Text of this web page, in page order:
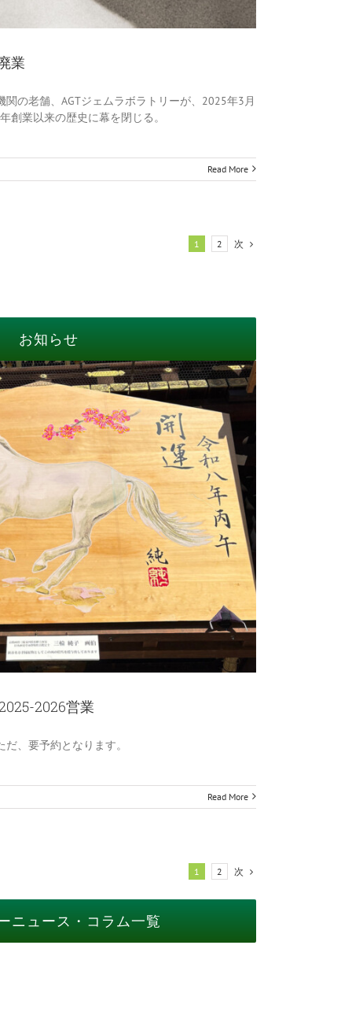
業
の老舗、AGTジェムラボラトリーが、2025年3月
創業以来の歴史に幕を閉じる。
Read More
1 2 次
お知らせ
2026営業
、要予約となります。
Read More
1 2 次
ニュース・コラム一覧